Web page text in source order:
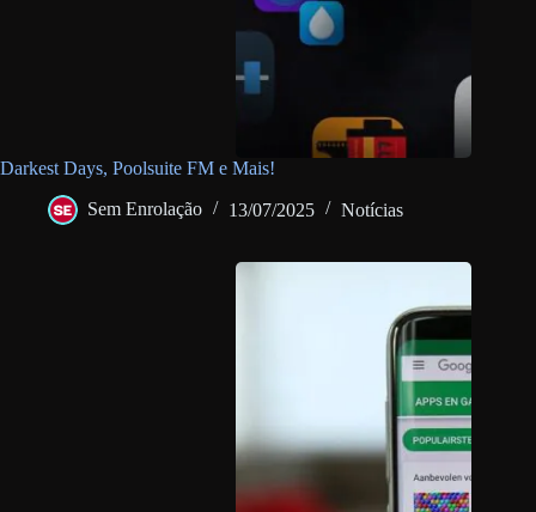
Darkest Days, Poolsuite FM e Mais!
Sem Enrolação 13/07/2025 Notícias